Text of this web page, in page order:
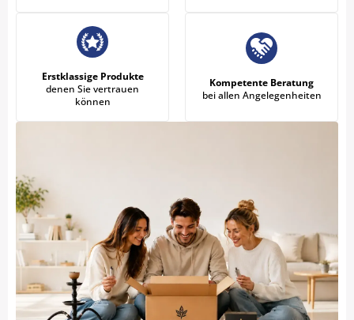
Erstklassige Produkte
denen Sie vertrauen
können
Kompetente Beratung
bei allen Angelegenheiten